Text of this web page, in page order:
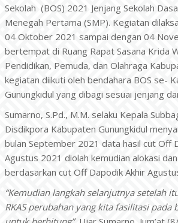
Sekolah (BOS) 2021 Jenjang Sekolah
Menegah Pertama (SMP). Kegiatan
04 Oktober 2021 sampai dengan 04
bertempat di Ruang Rapat Sasana Krida
Pendidikan, Pemuda, dan Olahraga
kegiatan diikuti oleh bendahara BOS se-
Gunungkidul yang dibagi sesuai jenjang
Sumarno, S.Pd., M.M. selaku Kepala
Disdikpora Kabupaten Gunungkidul
bulan September 2021 data hasil cut Off
Agustus 2021 diolah kemudian alokasi
berdasarkan cut Off Dapodik Akhir
“Kemudian langkah selanjutnya setelah
RKAS perubahan yang kita fasilitasi pada